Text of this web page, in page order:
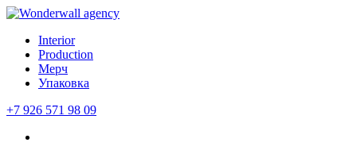
Interior
Production
Мерч
Упаковка
+7 926 571 98 09